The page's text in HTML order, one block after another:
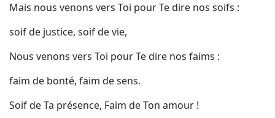
Mais nous venons vers Toi pour Te dire nos soifs :
soif de justice, soif de vie,
Nous venons vers Toi pour Te dire nos faims :
faim de bonté, faim de sens.
Soif de Ta présence, Faim de Ton amour !